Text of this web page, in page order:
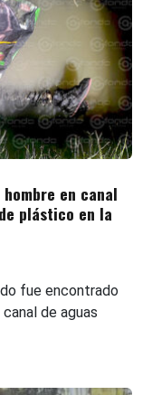
hombre en canal
plástico en la
fue encontrado
de aguas